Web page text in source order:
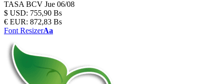
TASA BCV Jue 06/08
$ USD: 755,90 Bs
€ EUR: 872,83 Bs
Font ResizerAa